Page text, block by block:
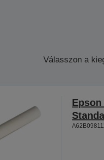
Válasszon a
Epson